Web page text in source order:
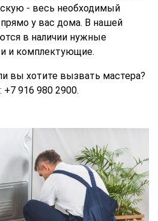
- весь необходимый
у вас дома. В нашей
в наличии нужные
и комплектующие.
вы хотите вызвать мастера?
+7 916 980 2900.